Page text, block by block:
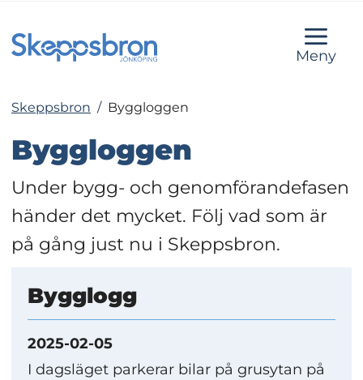
Meny
Skeppsbron / Byggloggen
Byggloggen
Under bygg- och genomförandefasen
händer det mycket. Följ vad som är
på gång just nu i Skeppsbron.
Bygglogg
2025-02-05
I dagsläget parkerar bilar på grusytan på